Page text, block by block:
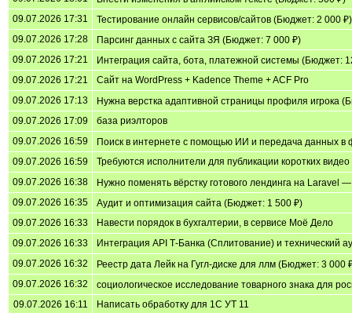
09.07.2026 17:31
Тестирование онлайн сервисов/сайтов (Бюджет: 2 000 ₽)
09.07.2026 17:28
Парсинг данных с сайта ЗЯ (Бюджет: 7 000 ₽)
09.07.2026 17:21
Интеграция сайта, бота, платежной системы (Бюджет:
09.07.2026 17:21
Сайт на WordPress + Kadence Theme + ACF Pro
09.07.2026 17:13
Нужна верстка адаптивной страницы профиля игрока
09.07.2026 17:09
база риэлторов
09.07.2026 16:59
Поиск в интернете с помощью ИИ и передача данных
09.07.2026 16:59
Требуются исполнители для публикации коротких
09.07.2026 16:38
Нужно поменять вёрстку готового лендинга на
09.07.2026 16:35
Аудит и оптимизация сайта (Бюджет: 1 500 ₽)
09.07.2026 16:33
Навести порядок в бухгалтерии, в сервисе Моё Дело
09.07.2026 16:33
Интеграция API Т-Банка (Сплитование) и технический
09.07.2026 16:32
Реестр дата Лейк на Гугл-диске для ллм (Бюджет: 3 000
09.07.2026 16:32
социологическое исследование товарного знака для
09.07.2026 16:11
Написать обработку для 1С УТ 11